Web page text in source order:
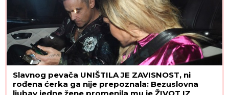
Slavnog pevača UNIŠTILA JE ZAVISNOST, ni
rođena ćerka ga nije prepoznala: Bezuslovna